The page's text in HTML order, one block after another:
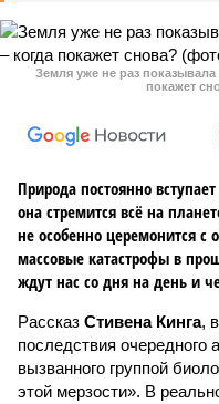
Земля уже не раз показывала
покажет
Природа постоянно
она стремится всё на
не особенно церемонится
массовые катастрофы в
ждут нас со дня на день и
Рассказ Стивена Кинга,
последствия очередного
вызванного группой
этой мерзости». В